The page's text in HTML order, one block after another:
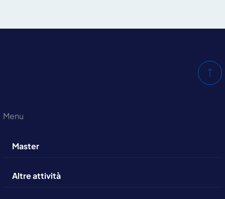
Menu
Master
Altre attività